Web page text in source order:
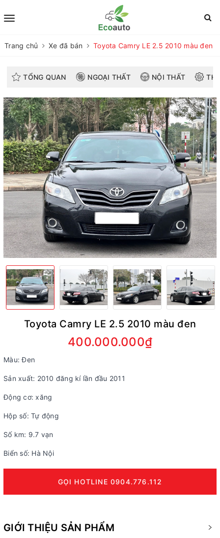
Trang chủ Xe đã bán Toyota Camry LE 2.5 2010 màu đen
TỔNG QUAN NGOẠI THẤT NỘI THẤT
Toyota Camry LE 2.5 2010 màu đen
400.000.000₫
Màu: Đen
Sản xuất: 2010 đăng kí lần đầu 2011
Động cơ: xăng
Hộp số: Tự động
Số km: 9.7 vạn
Biển số: Hà Nội
GỌI HOTLINE 0904.776.112
GIỚI THIỆU SẢN PHẨM